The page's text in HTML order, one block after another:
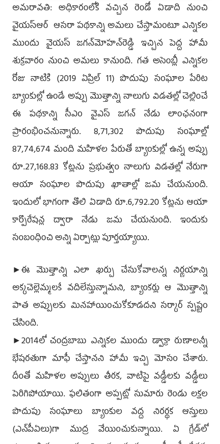
అమరావతి: అధికారంలోకి వచ్చిన రెండో ఏడాది నుంచి
వైయ‌స్ఆర్‌ ‌ ఆసరా పథకాన్ని అమలు చేస్తామంటూ ఎన్నికల
ముందు వైయ‌స్‌ జగన్‌మోహన్‌రెడ్డి ఇచ్చిన పెద్ద హామీ
శుక్రవారం నుంచి అమలు కానుంది. గత అసెంబ్లీ ఎన్నికల
రోజు నాటికి (2019 ఏప్రిల్‌ 11) పొదుపు సంఘాల పేరిట
బ్యాంకుల్లో ఉండే అప్పు మొత్తాన్ని నాలుగు విడతల్లో చెల్లించే
ఈ పథకాన్ని సీఎం వైఎస్‌ జగన్‌ నేడు లాంఛనంగా
ప్రారంభించనున్నారు. 8,71,302 పొదుపు సంఘాల్లో
87,74,674 మంది మహిళల పేరుతో బ్యాంకుల్లో ఉన్న అప్పు
రూ.27,168.83 కోట్లను ప్రభుత్వం నాలుగు విడతల్లో నేరుగా
ఆయా సంఘాల పొదుపు ఖాతాల్లో జమ చేయనుంది.
ఇందులో భాగంగా తొలి ఏడాది రూ.6,792.20 కోట్లను ఆయా
కార్పొరేషన్ల ద్వారా నేడు జమ చేయనుంది. ఇందుకు
సంబంధించి అన్ని ఏర్పాట్లు పూర్తయ్యాయి.
►ఈ మొత్తాన్ని ఎలా ఖర్చు చేసుకోవాలన్న నిర్ణయాన్ని
అక్కచెల్లెమ్మలకే వదిలేస్తున్నామని, బ్యాంకర్లు ఆ మొత్తాన్ని
పాత అప్పులకు మినహాయించుకోకూడదని సర్కార్‌ స్పష్టం
చేసింది.
►2014లో చంద్రబాబు ఎన్నికల ముందు డ్వాక్రా రుణాలన్నీ
భేషరతుగా మాఫీ చేస్తానని హామీ ఇచ్చి మోసం చేశారు.
దీంతో మహిళల అప్పులు తీరక, వాటిపై వడ్డీలకు వడ్డీలు
పెరిగిపోయాయి. ఫలితంగా అప్పట్లో సుమారు రెండు లక్షల
పొదుపు సంఘాలు బ్యాంకుల వద్ద నిరర్థక ఆస్తులు
(ఎన్‌పీఏలు)గా ముద్ర వేయించుకున్నాయి. ఏ గ్రేడ్‌లో